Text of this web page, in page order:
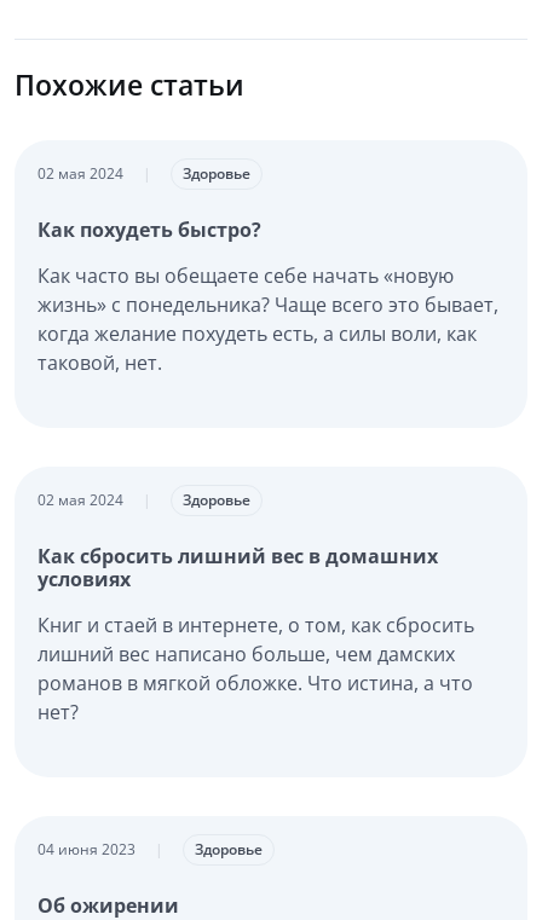
Похожие статьи
02 мая 2024 | Здоровье
Как похудеть быстро?
Как часто вы обещаете себе начать «новую
жизнь» с понедельника? Чаще всего это бывает,
когда желание похудеть есть, а силы воли, как
таковой, нет.
02 мая 2024 | Здоровье
Как сбросить лишний вес в домашних
условиях
Книг и стаей в интернете, о том, как сбросить
лишний вес написано больше, чем дамских
романов в мягкой обложке. Что истина, а что
нет?
04 июня 2023 | Здоровье
Об ожирении